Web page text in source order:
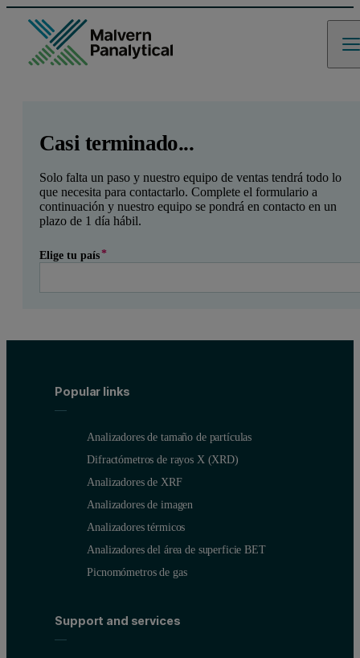
Casi terminado...
Solo falta un paso y nuestro equipo de ventas tendrá todo lo
que necesita para contactarlo. Complete el formulario a
continuación y nuestro equipo se pondrá en contacto en un
plazo de 1 día hábil.
Elige tu país
Popular links
Analizadores de tamaño de partículas
Difractómetros de rayos X (XRD)
Analizadores de XRF
Analizadores de imagen
Analizadores térmicos
Analizadores del área de superficie BET
Picnomómetros de gas
Support and services